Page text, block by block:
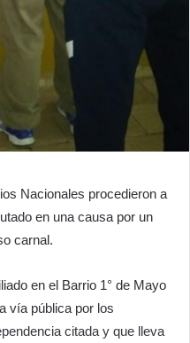
Nacionales procedieron a
en una causa por un
carnal.
en el Barrio 1° de Mayo
vía pública por los
citada y que lleva